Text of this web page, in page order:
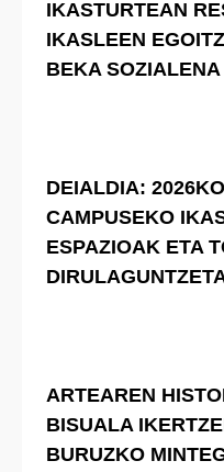
IKASTURTEAN
IKASLEEN
BEKA SOZIALENA
DEIALDIA:
CAMPUSEKO
ESPAZIOAK ETA
ARTEAREN
BISUALA
BURUZKO